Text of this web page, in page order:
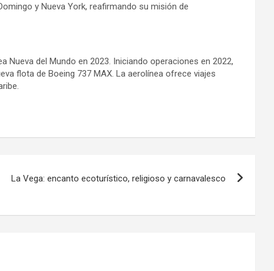
y Nueva York, reafirmando su misión de
Nueva del Mundo en 2023. Iniciando operaciones en 2022,
flota de Boeing 737 MAX. La aerolínea ofrece viajes
La Vega: encanto ecoturístico, religioso y carnavalesco